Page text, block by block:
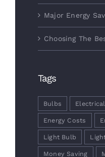
Major Energy
Choosing The
Tags
Bulbs Electrical
Energy Costs
Light Bulb
Money Saving